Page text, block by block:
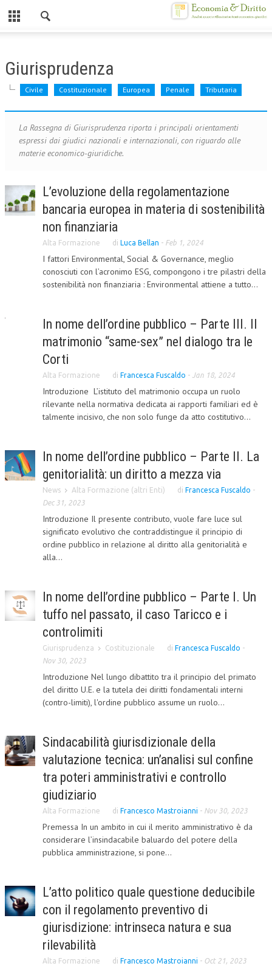
CHI SIAMO
CONTATTI
CENTRO STUDI
ORGANIZZAZIONE
OBIETTIVI
DIREZIONE SCIENTIFICA
ALTA FORMAZIONE
CORSI CE.S.E.D.
BROCHURE CE.S.E.D.
LA RIVISTA
COMITATO EDITORIALE
REDAZIONE
PEER REVIEW
CODICE ETICO
AUTORI
ECONOMIA
CORPORATE SOCIAL RESPONSIBILITY
ECONOMIA DELL’ARTE
INTERNAZIONALIZZAZIONE
HUMAN RESOURCES
RISORSE UMANE
TREASURY IN FINANCIAL SERVICES
RISK MANAGEMENT
SVILUPPO SOSTENIBILE
PERSONA E CITTÀ
L’UMANISTA
DIRITTO
DIRITTO DEL LAVORO
DIRITTO DEL WEB
DIRITTO DELLE IMPRESE IN CRISI
Giurisprudenza
Civile Costituzionale Europea Penale Tributaria
La Rassegna di Giurisprudenza riporta i principali orientamenti
espressi dai giudici nazionali e internazionali, con riguardo alle
materie economico-giuridiche.
L’evoluzione della regolamentazione
bancaria europea in materia di sostenibilità
non finanziaria
Alta Formazione di Luca Bellan - Feb 1, 2024
I fattori Environmental, Social & Governance, meglio
conosciuti con l’acronimo ESG, compongono i tre pilastri della
sostenibilità non finanziaria : Environmental attiene a tutto...
In nome dell’ordine pubblico – Parte III. Il
matrimonio “same-sex” nel dialogo tra le
Corti
Alta Formazione di Francesca Fuscaldo - Jan 18, 2024
Introduzione L’istituto del matrimonio occupa un ruolo
rilevante nella normativa dedicata ai rapporti familiari ed è
talmente incisivo, che non solo funge da atto costitutivo...
In nome dell’ordine pubblico – Parte II. La
genitorialità: un diritto a mezza via
News Alta Formazione (altri Enti) di Francesca Fuscaldo -
Dec 31, 2023
Introduzione Il presente contributo, vuole fare luce sul
significato evolutivo che contraddistingue il principio di
ordine pubblico in relazione al diritto alla genitorialità e
alla...
In nome dell’ordine pubblico – Parte I. Un
tuffo nel passato, il caso Taricco e i
controlimiti
Giurisprudenza Costituzionale di Francesca Fuscaldo -
Nov 30, 2023
Introduzione Nel lungo dibattito tra il principio del primato
del diritto U.E. e la tutela dei diritti fondamentali interni
(contro-limiti), l'ordine pubblico assume un ruolo...
Sindacabilità giurisdizionale della
valutazione tecnica: un’analisi sul confine
tra poteri amministrativi e controllo
giudiziario
Alta Formazione di Francesco Mastroianni - Nov 30, 2023
Premessa In un ambito in cui il merito amministrativo è da
considerare l’insindacabile baluardo del potere della
pubblica amministrazione, si pone...
L’atto politico quale questione deducibile
con il regolamento preventivo di
giurisdizione: intrinseca natura e sua
rilevabilità
Alta Formazione di Francesco Mastroianni - Oct 21, 2023